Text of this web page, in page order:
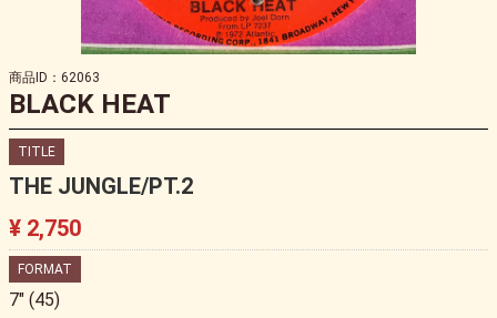
商品ID：62063
BLACK HEAT
TITLE
THE JUNGLE/PT.2
¥ 2,750
FORMAT
7" (45)